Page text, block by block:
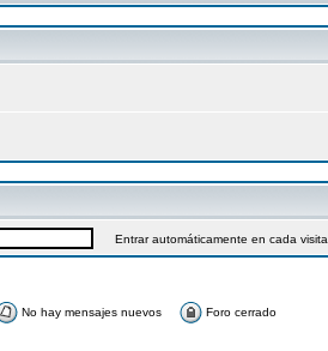
Entrar automáticamente en cada visita
No hay mensajes nuevos Foro cerrado